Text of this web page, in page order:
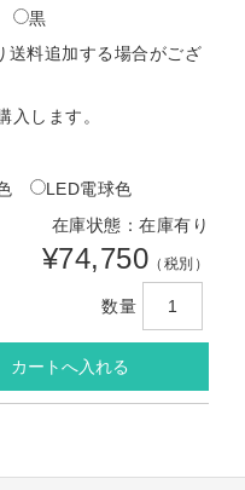
黒
送料追加する場合がござ
入します。
LED電球色
在庫状態：在庫有り
¥74,750 （税別）
数量